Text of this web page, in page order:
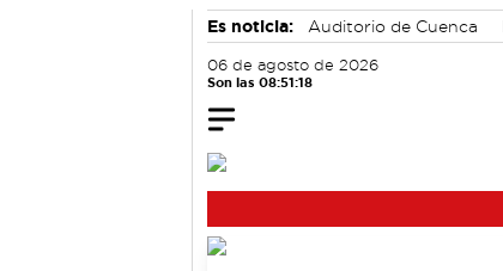
Es noticia: Auditorio de Cuenca
06 de agosto de 2026
Son las 08:51:18